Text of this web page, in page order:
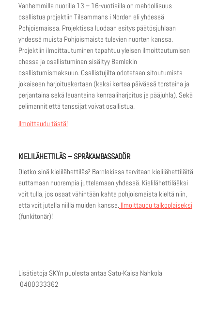
Vanhemmilla nuorilla 13 – 16-vuotiailla on mahdollisuus
osallistua projektiin Tilsammans i Norden eli yhdessä
Pohjoismaissa. Projektissa luodaan esitys päätösjuhlaan
yhdessä muista Pohjoismaista tulevien nuorten kanssa.
Projektiin ilmoittautuminen tapahtuu yleisen ilmoittautumisen
ohessa ja osallistuminen sisältyy Barnlekin
osallistumismaksuun. Osallistujilta odotetaan sitoutumista
jokaiseen harjoituskertaan (kaksi kertaa päivässä torstaina ja
perjantaina sekä lauantaina kenraaliharjoitus ja pääjuhla). Sekä
pelimannit että tanssijat voivat osallistua.
Ilmoittaudu tästä!
KIELILÄHETTILÄS – SPRÅKAMBASSADÖR
Oletko sinä kielilähettiläs? Barnlekissa tarvitaan kielilähettiläitä
auttamaan nuorempia juttelemaan yhdessä. Kielilähettilääksi
voit tulla, jos osaat vähintään kahta pohjoismaista kieltä niin,
että voit jutella niillä muiden kanssa.Ilmoittaudu talkoolaiseksi
(funkitonär)!
Lisätietoja SKYn puolesta antaa Satu-Kaisa Nahkola
0400333362